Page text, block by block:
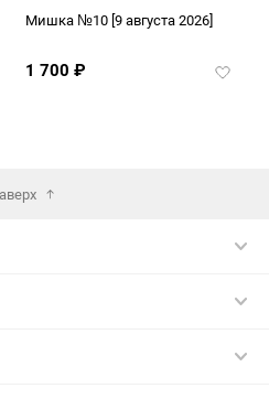
Мишка №10 [9 августа 2026]
1 700 ₽